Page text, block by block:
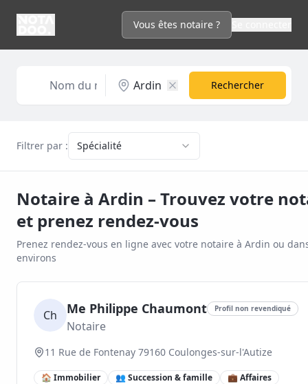
Vous êtes notaire ?
Rechercher
Filtrer par : Spécialité
Notaire à Ardin – Trouvez votre
et prenez rendez-vous
Prenez rendez-vous en ligne avec votre notaire à Ardin ou
environs
Ch Me Philippe Chaumont Profil non revendiqué
Notaire
11 Rue de Fontenay 79160 Coulonges-sur-l'Autize
🏠 Immobilier 👥 Succession & famille
💼 Affaires